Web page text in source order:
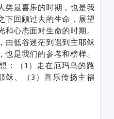
类最喜乐的时期，也是我
下回顾过去的生命，展望
心态面对生命的时期。
由低谷迷茫到遇到主耶稣
是我们的参考和榜样。
：（1）走在厄玛乌的路
稣、（3）喜乐传扬主福